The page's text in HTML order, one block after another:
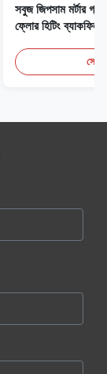
সবুজ জিপসাম মর্টার
ফ্লোর হিটিং ব্যাকফিল
সেরা